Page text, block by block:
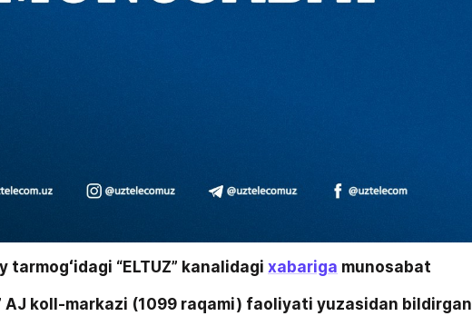
tarmogʻidagi “ELTUZ” kanalidagi xabariga munosabat
AJ koll-markazi (1099 raqami) faoliyati yuzasidan bildirgan